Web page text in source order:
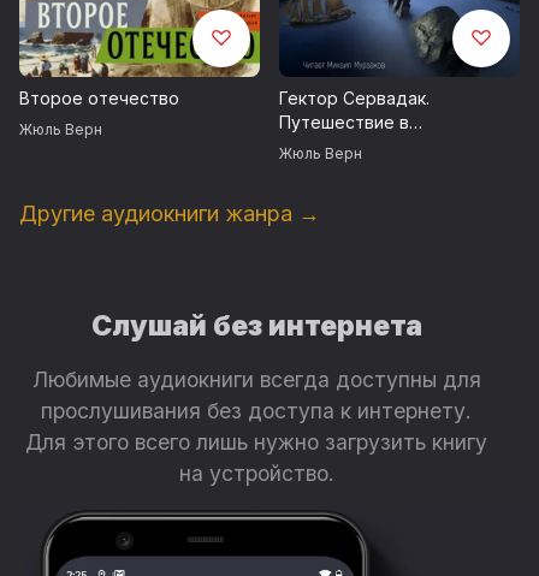
Второе отечество
Жюль Верн
Гектор Сервадак.
Путешествие в
околосолнечном мире
Жюль Верн
Другие аудиокниги жанра →
Слушай без интернета
Любимые аудиокниги всегда доступны для
прослушивания без доступа к интернету.
Для этого всего лишь нужно загрузить книгу
на устройство.